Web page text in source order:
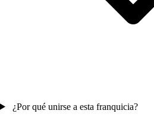
¿Por qué unirse a esta franquicia?